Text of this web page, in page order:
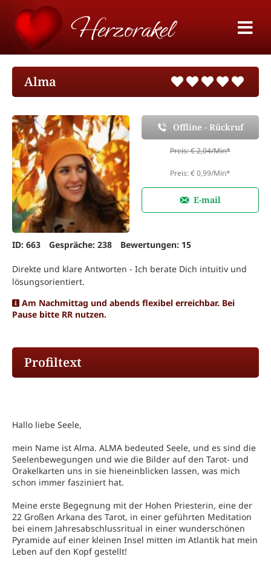
Alma
Offline - Rückruf
Preis: € 2,04/Min*
Preis: € 0,99/Min*
E-mail
ID: 663 Gespräche: 238 Bewertungen: 15
Direkte und klare Antworten - Ich berate Dich intuitiv und
lösungsorientiert.
Am Nachmittag und abends flexibel erreichbar. Bei
Pause bitte RR nutzen.
Profiltext
Hallo liebe Seele,
mein Name ist Alma. ALMA bedeuted Seele, und es sind die
Seelenbewegungen und wie die Bilder auf den Tarot- und
Orakelkarten uns in sie hieneinblicken lassen, was mich
schon immer fasziniert hat.
Meine erste Begegnung mit der Hohen Priesterin, eine der
22 Großen Arkana des Tarot, in einer geführten Meditation
bei einem Jahresabschlussritual in einer wunderschönen
Pyramide auf einer kleinen Insel mitten im Atlantik hat mein
Leben auf den Kopf gestellt!